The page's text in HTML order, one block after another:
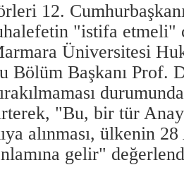
12.
"istifa etmeli"
Üniversitesi
Bölüm Başkanı Prof.
"Bu, bir tür
alınması, ülkenin
gelir"